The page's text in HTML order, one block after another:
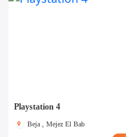
Playstation 4
Beja , Mejez El Bab